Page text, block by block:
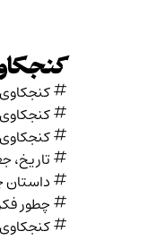
تاریخ،‌
داستان
چطور